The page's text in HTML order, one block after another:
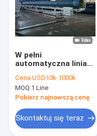
filmy
O nas
Nowości
W pełni
automatyczna linia
karbowanych
dwuściennych z
kontrolą PLC
Cena:USD10k-1000k
MOQ:1 Line
Pobierz najnowszą cenę
Skontaktuj się teraz